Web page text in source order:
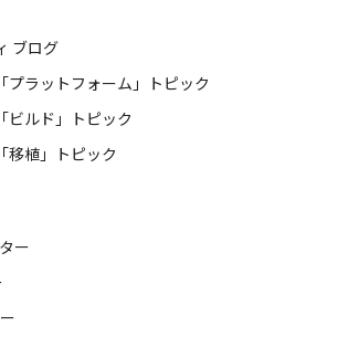
ブログ
プラットフォーム」トピック
ビルド」トピック
移植」トピック
ー